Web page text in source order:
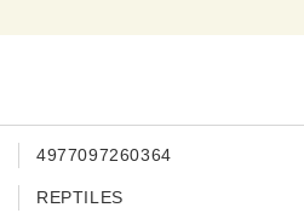
4977097260364
REPTILES